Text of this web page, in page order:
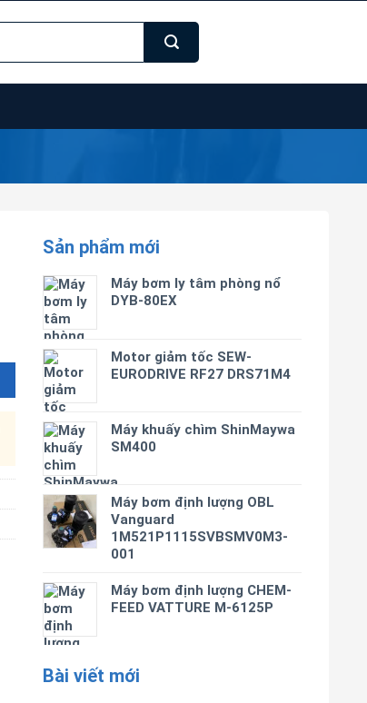
Sản phẩm mới
Máy bơm ly tâm phòng nổ
DYB-80EX
Motor giảm tốc SEW-
EURODRIVE RF27 DRS71M4
Máy khuấy chìm ShinMaywa
SM400
Máy bơm định lượng OBL
Vanguard
1M521P1115SVBSMV0M3-
001
Máy bơm định lượng CHEM-
FEED VATTURE M-6125P
Bài viết mới